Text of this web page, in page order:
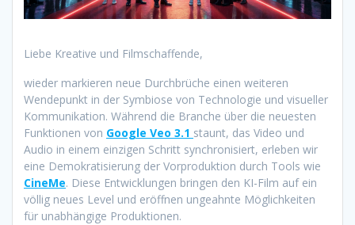
Liebe Kreative und Filmschaffende,
wieder markieren neue Durchbrüche einen weiteren
Wendepunkt in der Symbiose von Technologie und visueller
Kommunikation. Während die Branche über die neuesten
Funktionen von Google Veo 3.1 staunt, das Video und
Audio in einem einzigen Schritt synchronisiert, erleben wir
eine Demokratisierung der Vorproduktion durch Tools wie
CineMe. Diese Entwicklungen bringen den KI-Film auf ein
völlig neues Level und eröffnen ungeahnte Möglichkeiten
für unabhängige Produktionen.